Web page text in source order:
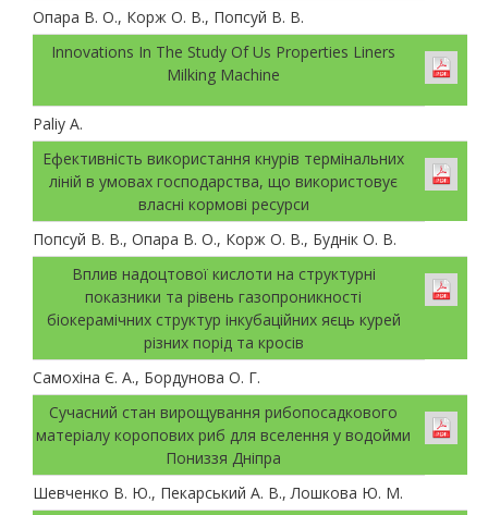
Опара В. О., Корж О. В., Попсуй В. В.
Innovations In The Study Of Us Properties Liners
Milking Machine
Paliy А.
Ефективність використання кнурів термінальних
ліній в умовах господарства, що використовує
власні кормові ресурси
Попсуй В. В., Опара В. О., Корж О. В., Буднік О. В.
Вплив надоцтової кислоти на структурні
показники та рівень газопроникності
біокерамічних структур інкубаційних яєць курей
різних порід та кросів
Самохіна Є. А., Бордунова О. Г.
Сучасний стан вирощування рибопосадкового
матеріалу коропових риб для вселення у водойми
Пониззя Дніпра
Шевченко В. Ю., Пекарський А. В., Лошкова Ю. М.